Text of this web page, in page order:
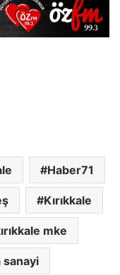
Haber71
Kırıkkale
mke
sanayi